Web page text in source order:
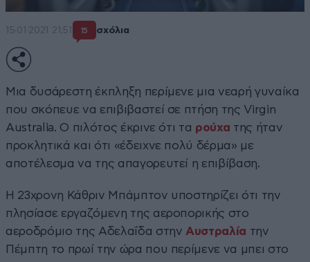
15·01·2021 21:51 15 σχόλια
Μια δυσάρεστη έκπληξη περίμενε μια νεαρή γυναίκα
που σκόπευε να επιβιβαστεί σε πτήση της Virgin
Australia. Ο πιλότος έκρινε ότι τα ρούχα της ήταν
προκλητικά και ότι «έδειχνε πολύ δέρμα» με
αποτέλεσμα να της απαγορευτεί η επιβίβαση.
Η 23χρονη Κάθριν Μπάμπτον υποστηρίζει ότι την
πλησίασε εργαζόμενη της αεροπορικής στο
αεροδρόμιο της Αδελαΐδα στην Αυστραλία την
Πέμπτη το πρωί την ώρα που περίμενε να μπει στο